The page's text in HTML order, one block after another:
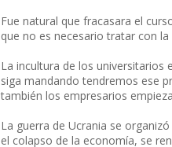
Fue natural que fracasara el
que no es necesario tratar con
La incultura de los universitarios
siga mandando tendremos ese
también los empresarios
La guerra de Ucrania se
el colapso de la economía, se